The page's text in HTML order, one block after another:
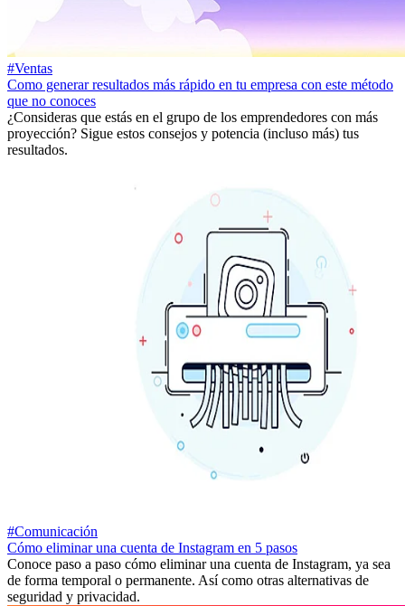
#Ventas
Como generar resultados más rápido en tu empresa con este método
que no conoces
¿Consideras que estás en el grupo de los emprendedores con más
proyección? Sigue estos consejos y potencia (incluso más) tus
resultados.
#Comunicación
Cómo eliminar una cuenta de Instagram en 5 pasos
Conoce paso a paso cómo eliminar una cuenta de Instagram, ya sea
de forma temporal o permanente. Así como otras alternativas de
seguridad y privacidad.